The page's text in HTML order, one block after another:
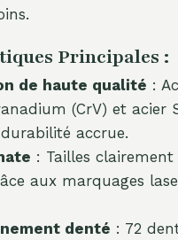
Principales :
de haute qualité :
(CrV) et acier
accrue.
: Tailles clairement
aux marquages
denté : 72